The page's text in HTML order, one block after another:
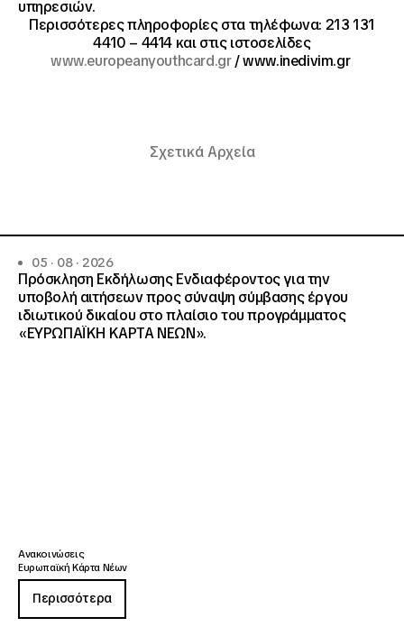
υπηρεσιών.
Περισσότερες πληροφορίες στα τηλέφωνα: 213 131
4410 – 4414 και στις ιστοσελίδες
www.europeanyouthcard.gr/ www.inedivim.gr
Σχετικά Αρχεία
05 · 08 · 2026
Πρόσκληση Εκδήλωσης Ενδιαφέροντος για την
υποβολή αιτήσεων προς σύναψη σύμβασης έργου
ιδιωτικού δικαίου στο πλαίσιο του προγράμματος
«ΕΥΡΩΠΑΪΚΗ ΚΑΡΤΑ ΝΕΩΝ».
Ανακοινώσεις
Ευρωπαϊκή Κάρτα Νέων
Περισσότερα